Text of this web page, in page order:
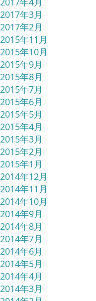
2017年3月
2017年2月
2015年11月
2015年10月
2015年9月
2015年8月
2015年7月
2015年6月
2015年5月
2015年4月
2015年3月
2015年2月
2015年1月
2014年12月
2014年11月
2014年10月
2014年9月
2014年8月
2014年7月
2014年6月
2014年5月
2014年4月
2014年3月